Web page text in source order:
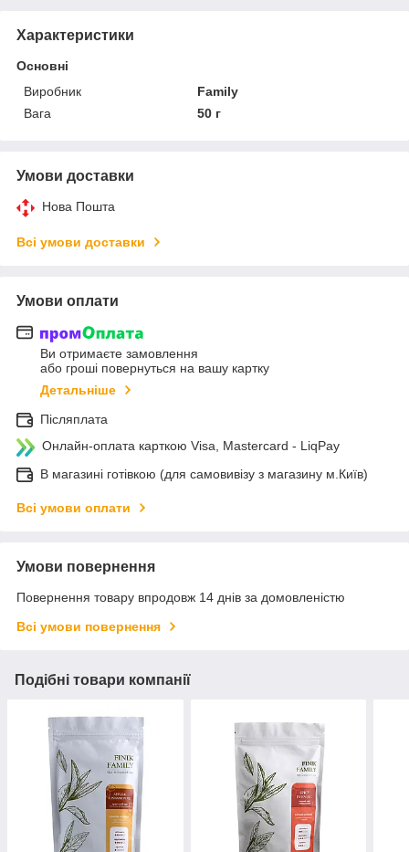
Характеристики
Основні
Виробник
Family
Вага
50 г
Умови доставки
Нова Пошта
Всі умови доставки
Умови оплати
Ви отримаєте замовлення
або гроші повернуться на вашу картку
Детальніше
Післяплата
Онлайн-оплата карткою Visa, Mastercard - LiqPay
В магазині готівкою (для самовивізу з магазину м.Київ)
Всі умови оплати
Умови повернення
Повернення товару впродовж 14 днів за домовленістю
Всі умови повернення
Подібні товари компанії